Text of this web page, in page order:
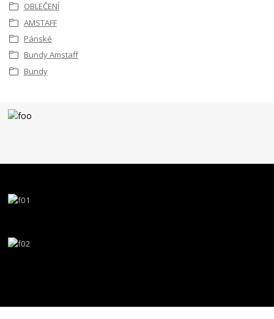
OBLEČENÍ
AMSTAFF
Pánské
Bundy Amstaff
Bundy